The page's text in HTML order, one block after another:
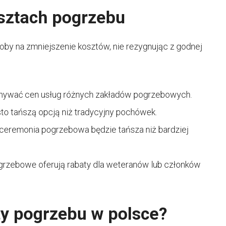
pogrzebu
na zmniejszenie kosztów, nie rezygnując z godnej
cen usług różnych zakładów pogrzebowych.
tańszą opcją niż tradycyjny pochówek.
pogrzebowa będzie tańsza niż bardziej
oferują rabaty dla weteranów lub członków
pogrzebu w polsce?